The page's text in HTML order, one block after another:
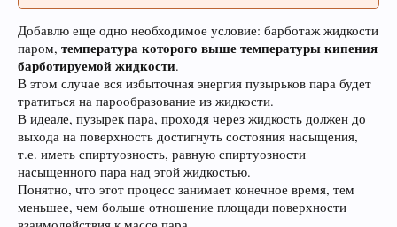
Добавлю еще одно необходимое условие: барботаж жидкости
паром, температура которого выше температуры кипения
барботируемой жидкости.
В этом случае вся избыточная энергия пузырьков пара будет
тратиться на парообразование из жидкости.
В идеале, пузырек пара, проходя через жидкость должен до
выхода на поверхность достигнуть состояния насыщения,
т.е. иметь спиртуозность, равную спиртуозности
насыщенного пара над этой жидкостью.
Понятно, что этот процесс занимает конечное время, тем
меньшее, чем больше отношение площади поверхности